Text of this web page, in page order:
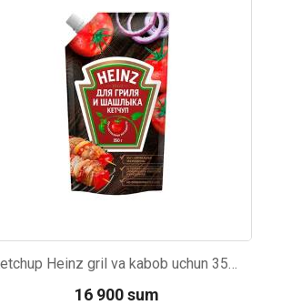
Ketchup Heinz gril va kabob uchun 350g
16 900 sum